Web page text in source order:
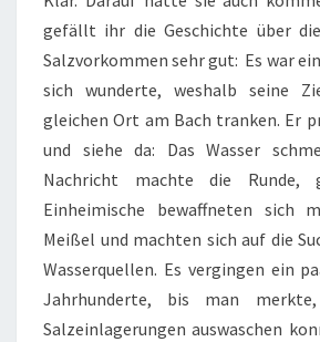
gefällt ihr die Geschichte über
Salzvorkommen sehr gut: Es war
sich wunderte, weshalb seine
gleichen Ort am Bach tranken. Er
und siehe da: Das Wasser
Nachricht machte die Runde,
Einheimische bewaffneten sich
Meißel und machten sich auf die
Wasserquellen. Es vergingen ein
Jahrhunderte, bis man
Salzeinlagerungen auswaschen